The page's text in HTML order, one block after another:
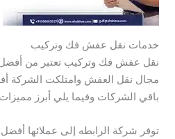
خدمات نقل عفش فك وتركيب
نقل عفش فك وتركيب تعتبر من
مجال نقل العفش وامتلكت الشركة
باقي الشركات وفيما يلي أبرز
توفر شركة الرابطه إلى عملائها